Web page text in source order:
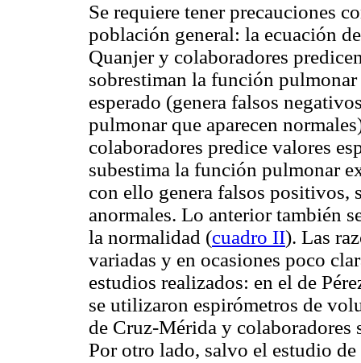
Se requiere tener precauciones
población general: la ecuación
Quanjer y colaboradores
sobrestiman la función
esperado (genera falsos
pulmonar que aparecen
colaboradores predice valores
subestima la función pulmonar
con ello genera falsos positivos,
anormales. Lo anterior también
la normalidad (cuadro II). Las
variadas y en ocasiones poco
estudios realizados: en el de
se utilizaron espirómetros de
de Cruz-Mérida y colaboradores
Por otro lado, salvo el estudio